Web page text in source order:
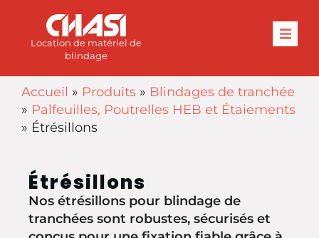
Location de matériel de
blindage
Accueil » Produits » Blindages de tranchée
» Palfeuilles, Poutrelles HEB et Étaiements
» Étrésillons
Étrésillons
Nos étrésillons pour blindage de
tranchées sont robustes, sécurisés et